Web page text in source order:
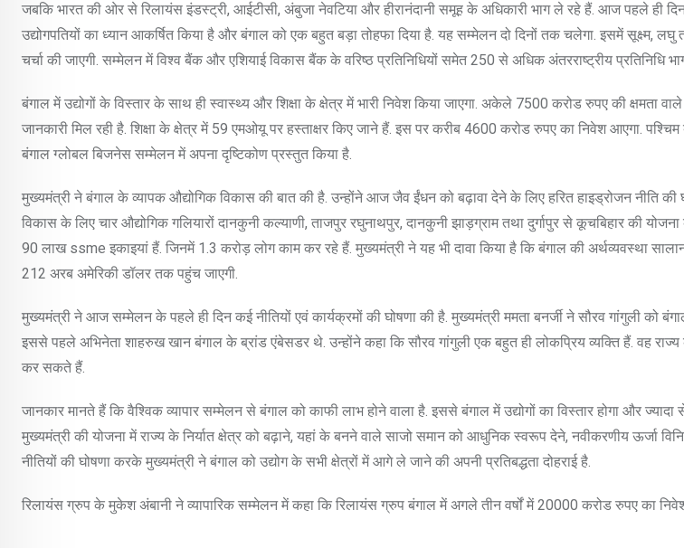
जबकि भारत की ओर से रिलायंस इंडस्ट्री, आईटीसी, अंबुजा नेवटिया और हीरानंदानी समूह के अधिकारी भाग ले रहे हैं. आज पहले ही
उद्योगपतियों का ध्यान आकर्षित किया है और बंगाल को एक बहुत बड़ा तोहफा दिया है. यह सम्मेलन दो दिनों तक चलेगा. इसमें सूक्ष्म, लघु
चर्चा की जाएगी. सम्मेलन में विश्व बैंक और एशियाई विकास बैंक के वरिष्ठ प्रतिनिधियों समेत 250 से अधिक अंतरराष्ट्रीय प्रतिनिधि
बंगाल में उद्योगों के विस्तार के साथ ही स्वास्थ्य और शिक्षा के क्षेत्र में भारी निवेश किया जाएगा. अकेले 7500 करोड रुपए की क्षमता
जानकारी मिल रही है. शिक्षा के क्षेत्र में 59 एमओयू पर हस्ताक्षर किए जाने हैं. इस पर करीब 4600 करोड रुपए का निवेश आएगा. पश्चिम
बंगाल ग्लोबल बिजनेस सम्मेलन में अपना दृष्टिकोण प्रस्तुत किया है.
मुख्यमंत्री ने बंगाल के व्यापक औद्योगिक विकास की बात की है. उन्होंने आज जैव ईंधन को बढ़ावा देने के लिए हरित हाइड्रोजन नीति की
विकास के लिए चार औद्योगिक गलियारों दानकुनी कल्याणी, ताजपुर रघुनाथपुर, दानकुनी झाड़ग्राम तथा दुर्गापुर से कूचबिहार की
90 लाख ssme इकाइयां हैं. जिनमें 1.3 करोड़ लोग काम कर रहे हैं. मुख्यमंत्री ने यह भी दावा किया है कि बंगाल की अर्थव्यवस्था
212 अरब अमेरिकी डॉलर तक पहुंच जाएगी.
मुख्यमंत्री ने आज सम्मेलन के पहले ही दिन कई नीतियों एवं कार्यक्रमों की घोषणा की है. मुख्यमंत्री ममता बनर्जी ने सौरव गांगुली को
इससे पहले अभिनेता शाहरुख खान बंगाल के ब्रांड एंबेसडर थे. उन्होंने कहा कि सौरव गांगुली एक बहुत ही लोकप्रिय व्यक्ति हैं. वह राज्य
कर सकते हैं.
जानकार मानते हैं कि वैश्विक व्यापार सम्मेलन से बंगाल को काफी लाभ होने वाला है. इससे बंगाल में उद्योगों का विस्तार होगा और ज्यादा
मुख्यमंत्री की योजना में राज्य के निर्यात क्षेत्र को बढ़ाने, यहां के बनने वाले साजो समान को आधुनिक स्वरूप देने, नवीकरणीय ऊर्जा
नीतियों की घोषणा करके मुख्यमंत्री ने बंगाल को उद्योग के सभी क्षेत्रों में आगे ले जाने की अपनी प्रतिबद्धता दोहराई है.
रिलायंस ग्रुप के मुकेश अंबानी ने व्यापारिक सम्मेलन में कहा कि रिलायंस ग्रुप बंगाल में अगले तीन वर्षों में 20000 करोड रुपए का